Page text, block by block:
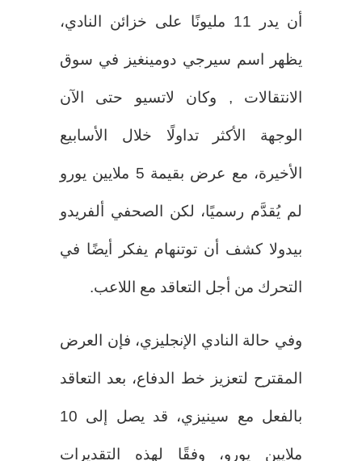
أن يدر 11 مليونًا على خزائن النادي،
يظهر اسم سيرجي دومينغيز في سوق
الانتقالات , وكان لاتسيو حتى الآن
الوجهة الأكثر تداولًا خلال الأسابيع
الأخيرة، مع عرض بقيمة 5 ملايين يورو
لم يُقدَّم رسميًا، لكن الصحفي ألفريدو
بيدولا كشف أن توتنهام يفكر أيضًا في
التحرك من أجل التعاقد مع اللاعب.
وفي حالة النادي الإنجليزي، فإن العرض
المقترح لتعزيز خط الدفاع، بعد التعاقد
بالفعل مع سينيزي، قد يصل إلى 10
ملايين يورو، وفقًا لهذه التقديرات